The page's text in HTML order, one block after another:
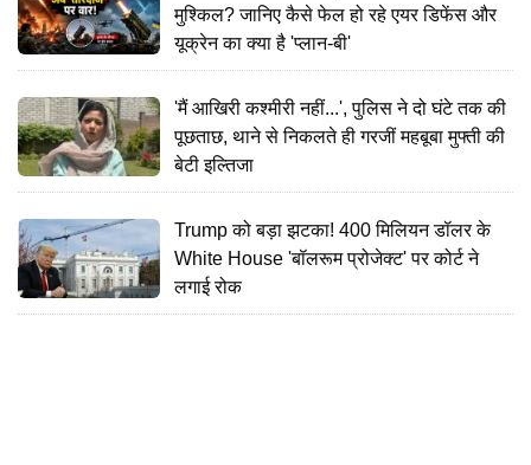
मुश्किल? जानिए कैसे फेल हो रहे एयर डिफेंस और
यूक्रेन का क्या है 'प्लान-बी'
'मैं आखिरी कश्मीरी नहीं...', पुलिस ने दो घंटे तक की
पूछताछ, थाने से निकलते ही गरजीं महबूबा मुफ्ती की
बेटी इल्तिजा
Trump को बड़ा झटका! 400 मिलियन डॉलर के
White House 'बॉलरूम प्रोजेक्ट' पर कोर्ट ने
लगाई रोक